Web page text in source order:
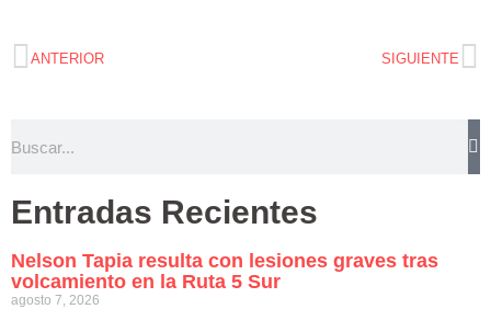
ANTERIOR SIGUIENTE
Entradas Recientes
Nelson Tapia resulta con lesiones graves tras
volcamiento en la Ruta 5 Sur
agosto 7, 2026